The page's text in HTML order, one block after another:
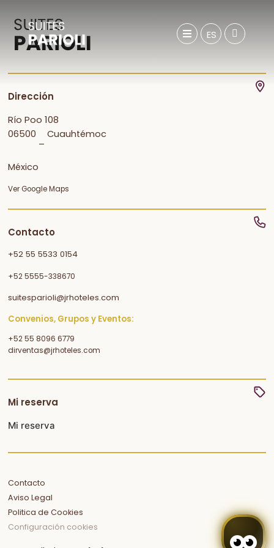
ES
Dirección
Río Poo 108
06500
–
Cuauhtémoc
México
Ver Google Maps
Contacto
+52 55 5533 0154
+52 5555-338670
suitesparioli@jrhoteles.com
Convenios, Grupos y Eventos:
+52 55 8096 6779
dirventas@jrhoteles.com
Mi reserva
Mi reserva
Contacto
Aviso Legal
Politica de Cookies
Configuración cookies